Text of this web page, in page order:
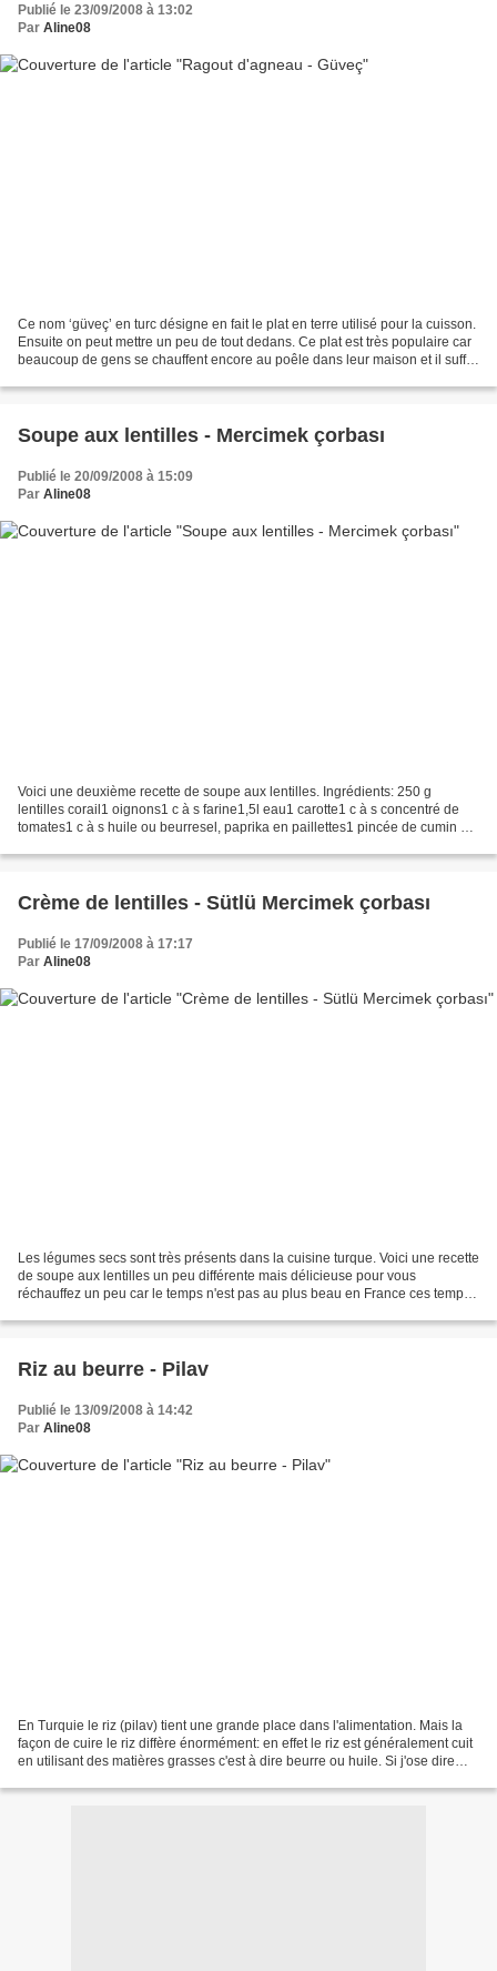
Publié le 23/09/2008 à 13:02
Par Aline08
Ce nom ‘güveç’ en turc désigne en fait le plat en terre utilisé pour la cuisson.
Ensuite on peut mettre un peu de tout dedans. Ce plat est très populaire car
beaucoup de gens se chauffent encore au poêle dans leur maison et il suffit
Soupe aux lentilles - Mercimek çorbası
Publié le 20/09/2008 à 15:09
Par Aline08
Voici une deuxième recette de soupe aux lentilles. Ingrédients: 250 g
lentilles corail1 oignons1 c à s farine1,5l eau1 carotte1 c à s concentré de
tomates1 c à s huile ou beurresel, paprika en paillettes1 pincée de cumin en
Crème de lentilles - Sütlü Mercimek çorbası
Publié le 17/09/2008 à 17:17
Par Aline08
Les légumes secs sont très présents dans la cuisine turque. Voici une recette
de soupe aux lentilles un peu différente mais délicieuse pour vous
réchauffez un peu car le temps n'est pas au plus beau en France ces temps
Riz au beurre - Pilav
Publié le 13/09/2008 à 14:42
Par Aline08
En Turquie le riz (pilav) tient une grande place dans l'alimentation. Mais la
façon de cuire le riz diffère énormément: en effet le riz est généralement cuit
en utilisant des matières grasses c'est à dire beurre ou huile. Si j'ose dire